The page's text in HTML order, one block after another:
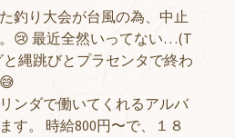
釣り大会が台風の為、中止
😢 最近全然いってない…(T
縄跳びとプラセンタで終わ
ンダで働いてくれるアルバ
す。 時給800円〜で、１８